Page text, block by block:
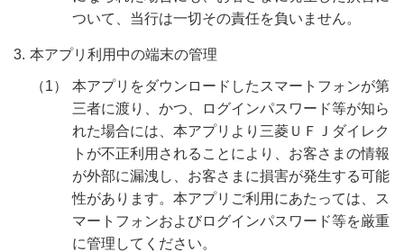
ついて、当行は一切その責任を負いません。
本アプリ利用中の端末の管理
本アプリをダウンロードしたスマートフォンが第
三者に渡り、かつ、ログインパスワード等が知ら
れた場合には、本アプリより三菱ＵＦＪダイレク
トが不正利用されることにより、お客さまの情報
が外部に漏洩し、お客さまに損害が発生する可能
性があります。本アプリご利用にあたっては、ス
マートフォンおよびログインパスワード等を厳重
に管理してください。